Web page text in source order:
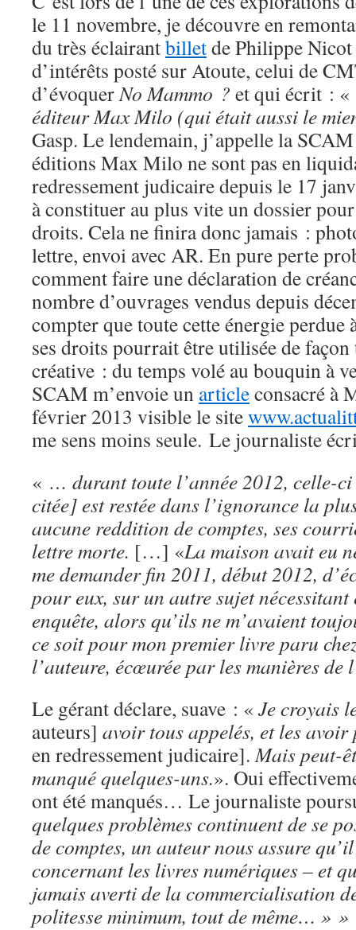
le 11 novembre, je découvre en
du très éclairantbilletde Philippe
d’intérêts posté sur Atoute, celui de
d’évoquerNo Mammo ? et qui écrit : «
éditeur Max Milo (qui était aussi le
Gasp. Le lendemain, j’appelle la
éditions Max Milo ne sont pas en
redressement judicaire depuis le 17
à constituer au plus vite un dossier
droits. Cela ne finira donc jamais :
lettre, envoi avec AR. En pure perte
comment faire une déclaration de
nombre d’ouvrages vendus depuis
compter que toute cette énergie
ses droits pourrait être utilisée de
créative : du temps volé au bouquin à
SCAM m’envoie un articleconsacré à
février 2013 visible le site
me sens moins seule. Le journaliste
« … durant toute l’année 2012, celle-
citée] est restée dans l’ignorance la
aucune reddition de comptes, ses
lettre morte. […] «La maison avait eu
me demander fin 2011, début 2012,
pour eux, sur un autre sujet nécessitant
enquête, alors qu’ils ne m’avaient
ce soit pour mon premier livre paru
l’auteure, écœurée par les manières de
Le gérant déclare, suave : « Je croyais
auteurs] avoir tous appelés, et les avoir
en redressement judicaire].Mais peut-
manqué quelques-uns.». Oui
ont été manqués… Le journaliste
quelques problèmes continuent de se
de comptes, un auteur nous assure
concernant les livres numériques – et
jamais averti de la commercialisation
politesse minimum, tout de même… » »